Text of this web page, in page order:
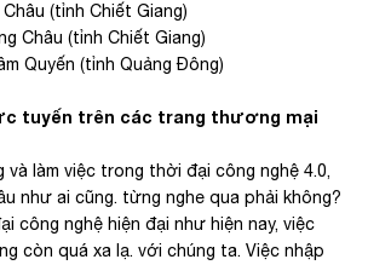
(tỉnh Chiết Giang)
Châu (tỉnh Chiết Giang)
Quyến (tỉnh Quảng Đông)
tuyến trên các trang thương mại
và làm việc trong thời đại công nghệ 4.0,
như ai cũng. từng nghe qua phải không?
công nghệ hiện đại như hiện nay, việc
còn quá xa lạ. với chúng ta. Việc nhập